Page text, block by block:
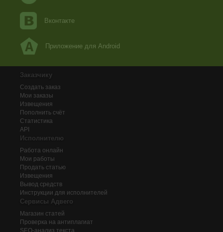
Вконтакте
Приложение для Android
Заказчику
Создать заказ
Мои заказы
Извещения
Пополнить счёт
Статистика
API
Исполнителю
Работа онлайн
Мои работы
Продать статью
Извещения
Вывод средств
Инструкции для исполнителей
Сервисы Адвего
Магазин статей
Проверка на антиплагиат
SEO-анализ текста